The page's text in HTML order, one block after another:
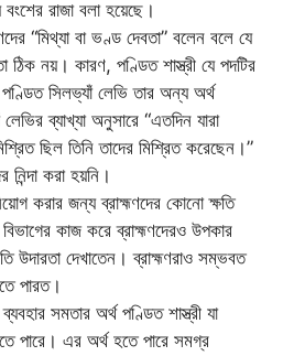
বংশের রাজা বলা হয়েছে।
“মিথ্যা বা ভণ্ড দেবতা” বলেন বলে যে
ঠিক নয়। কারণ, পণ্ডিত শাস্ত্রী যে পদটির
সিলভ্যাঁ লেভি তার অন্য অর্থ
ব্যাখ্যা অনুসারে “এতদিন যারা
ছিল তিনি তাদের মিশ্রিত করেছেন।”
নিন্দা করা হয়নি।
করার জন্য ব্রাহ্মণদের কোনো ক্ষতি
কাজ করে ব্রাহ্মণদেরও উপকার
উদারতা দেখাতেন। ব্রাহ্মণরাও সম্ভবত
পারত।
সমতার অর্থ পণ্ডিত শাস্ত্রী যা
পারে। এর অর্থ হতে পারে সমগ্র